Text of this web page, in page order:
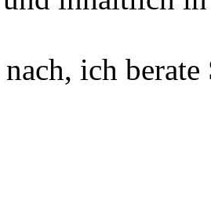
ich berate